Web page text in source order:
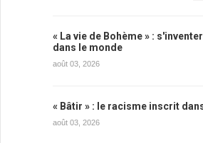
« La vie de Bohème » :
dans le monde
août 03, 2026
« Bâtir » : le racisme inscrit
août 03, 2026